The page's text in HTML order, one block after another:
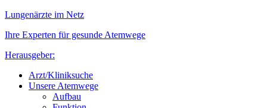
Lungenärzte im Netz
Ihre Experten für gesunde Atemwege
Herausgeber:
Arzt/Kliniksuche
Unsere Atemwege
Aufbau